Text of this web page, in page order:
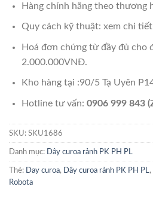
Hàng chính hãng theo thương
Quy cách kỹ thuật: xem chi
Hoá đơn chứng từ đầy đủ cho
2.000.000VNĐ.
Kho hàng tại :90/5 Tạ Uyên
Hotline tư vấn: 0906 999 843
SKU: SKU1686
Danh mục: Dây curoa rảnh PK PH PL
Thẻ: Day curoa, Dây curoa rảnh PK PH PL ,
Robota